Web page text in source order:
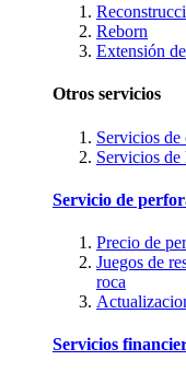
Reborn
Extensión
Otros servicios
Servicios de
Servicios de
Servicio de
Precio de
Juegos de
roca
Servicios